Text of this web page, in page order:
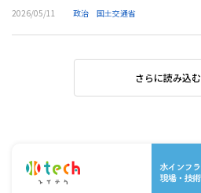
2026/05/11 政治 国土交通省
さらに読み込む